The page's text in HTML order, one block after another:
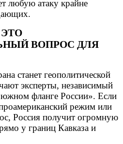
любую атаку крайне
ВОПРОС ДЛЯ
станет геополитической
эксперты, независимый
фланге России». Если
режим или
Россия получит огромную
у границ Кавказа и